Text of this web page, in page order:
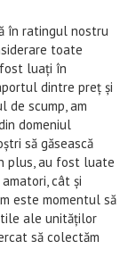
în ratingul nostru
toate
luați în
dintre preț și
scump, am
domeniul
să găsească
plus, au fost luate
cât și
este momentul să
ale unităților
să colectăm